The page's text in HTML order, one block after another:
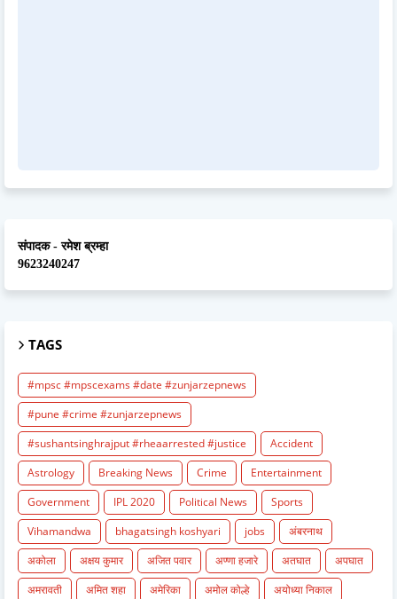
संपादक - रमेश ब्रम्हा
9623240247
TAGS
#mpsc #mpscexams #date #zunjarzepnews
#pune #crime #zunjarzepnews
#sushantsinghrajput #rheaarrested #justice
Accident
Astrology
Breaking News Crime
Entertainment
Government
IPL 2020 Political News
Sports
Vihamandwa
bhagatsingh koshyari jobs
अंबरनाथ
अकोला
अक्षय कुमार अजित पवार अण्णा हजारे अतघात
अपघात
अमरावती
अमित शहा अमेरिका अमोल कोल्हे
अयोध्या निकाल